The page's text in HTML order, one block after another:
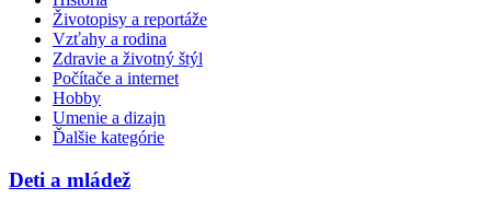
Životopisy a reportáže
Vzťahy a rodina
Zdravie a životný štýl
Počítače a internet
Hobby
Umenie a dizajn
Ďalšie kategórie
Deti a mládež